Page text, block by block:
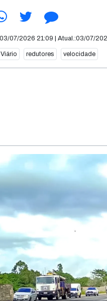
07/2026 21:09 | Atual.:03/07/
redutores velocidade